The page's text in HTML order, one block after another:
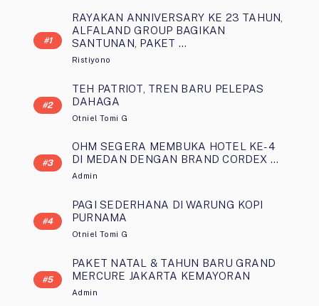
RAYAKAN ANNIVERSARY KE 23 TAHUN,
ALFALAND GROUP BAGIKAN
SANTUNAN, PAKET …
Ristiyono
TEH PATRIOT, TREN BARU PELEPAS
DAHAGA
Otniel Tomi G
OHM SEGERA MEMBUKA HOTEL KE-4
DI MEDAN DENGAN BRAND CORDEX …
Admin
PAGI SEDERHANA DI WARUNG KOPI
PURNAMA
Otniel Tomi G
PAKET NATAL & TAHUN BARU GRAND
MERCURE JAKARTA KEMAYORAN
Admin